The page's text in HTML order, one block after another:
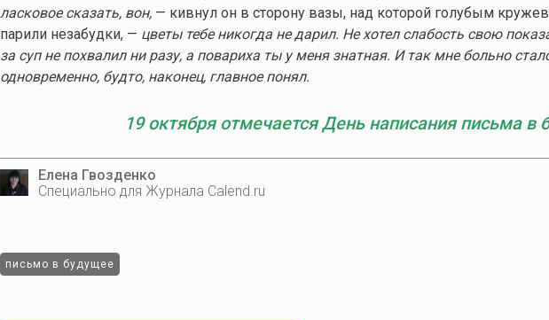
ласковое сказать, вон,— кивнул он в сторону вазы, над которой голубым
парили незабудки, — цветы тебе никогда не дарил. Не хотел слабость свою
за суп не похвалил ни разу, а повариха ты у меня знатная. И так мне больно
одновременно, будто, наконец, главное понял.
19 октября отмечается День написания письма в
Елена Гвозденко
Специально для Журнала Calend.ru
письмо в будущее